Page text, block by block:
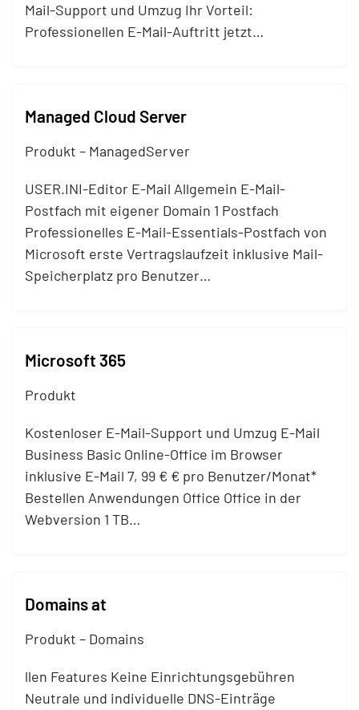
Mail-Support und Umzug Ihr Vorteil:
Professionellen E-Mail-Auftritt jetzt…
Managed Cloud Server
Produkt – ManagedServer
USER.INI-Editor E-Mail Allgemein E-Mail-
Postfach mit eigener Domain 1 Postfach
Professionelles E-Mail-Essentials-Postfach von
Microsoft erste Vertragslaufzeit inklusive Mail-
Speicherplatz pro Benutzer…
Microsoft 365
Produkt
Kostenloser E-Mail-Support und Umzug E-Mail
Business Basic Online-Office im Browser
inklusive E-Mail 7, 99 € € pro Benutzer/Monat*
Bestellen Anwendungen Office Office in der
Webversion 1 TB…
Domains at
Produkt – Domains
llen Features Keine Einrichtungsgebühren
Neutrale und individuelle DNS-Einträge